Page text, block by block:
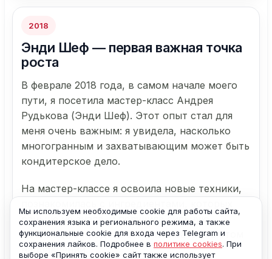
2018
Энди Шеф — первая важная точка
роста
В феврале 2018 года, в самом начале моего
пути, я посетила мастер-класс Андрея
Рудькова (Энди Шеф). Этот опыт стал для
меня очень важным: я увидела, насколько
многогранным и захватывающим может быть
кондитерское дело.
На мастер-классе я освоила новые техники,
раньше не знала, и получила сильную
мотивацию продолжать развиваться в этом
направлении.
Мы используем необходимые cookie для работы сайта,
сохранения языка и регионального режима, а также
функциональные cookie для входа через Telegram и
сохранения лайков. Подробнее в политике cookies. При
выборе «Принять cookie» сайт также использует